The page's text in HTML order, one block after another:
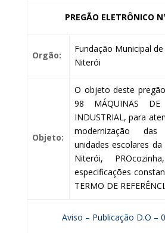
PREGÃO ELETRÔNICO
Orgão:
Fundação Municipal
Niterói
Objeto:
O objeto deste
98 MÁQUINAS DE
INDUSTRIAL, para
modernização
unidades escolares
Niterói,
especificações
TERMO DE
Aviso – Publicação D.O –